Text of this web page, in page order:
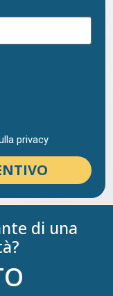
privacy
di una